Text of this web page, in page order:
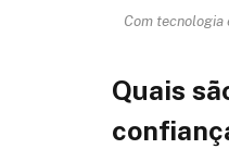
Com tecnologia
Quais